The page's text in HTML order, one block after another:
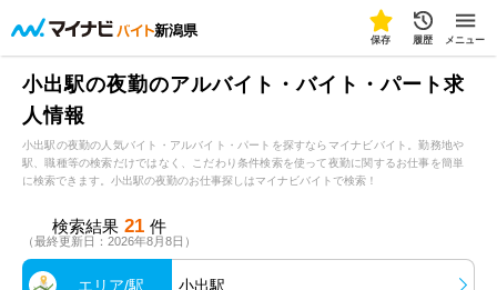
新潟県
保存 履歴 メニュー
小出駅の夜勤のアルバイト・バイト・パート求
人情報
小出駅の夜勤の人気バイト・アルバイト・パートを探すならマイナビバイト。勤務地や
駅、職種等の検索だけではなく、こだわり条件検索を使って夜勤に関するお仕事を簡単
に検索できます。小出駅の夜勤のお仕事探しはマイナビバイトで検索！
検索結果 21 件
（最終更新日：2026年8月8日）
エリア/駅 小出駅